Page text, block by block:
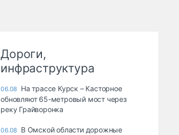
Дороги,
инфраструктура
06.08 На трассе Курск – Касторное
обновляют 65-метровый мост через
реку Грайворонка
06.08 В Омской области дорожные